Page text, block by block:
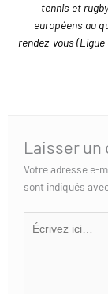
tennis et
européens au
rendez-vous (Ligue
Laisser
Votre adresse e-
sont indiqués
Écrivez
ici…